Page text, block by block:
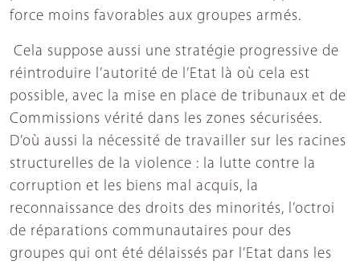
force moins favorables aux groupes armés.
Cela suppose aussi une stratégie progressive de
réintroduire l’autorité de l’Etat là où cela est
possible, avec la mise en place de tribunaux et de
Commissions vérité dans les zones sécurisées.
D’où aussi la nécessité de travailler sur les racines
structurelles de la violence : la lutte contre la
corruption et les biens mal acquis, la
reconnaissance des droits des minorités, l’octroi
de réparations communautaires pour des
groupes qui ont été délaissés par l’Etat dans les